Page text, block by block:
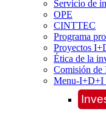
Servicio de
OPE
CINTTEC
Programa
Proyectos
Ética de la
Comisión de
Menu-I+D+I